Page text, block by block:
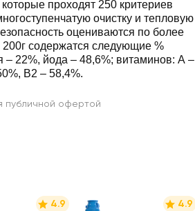
проходят 250 критериев
очистку и тепловую
оцениваются по более
содержатся следующие %
‒ 22%, йода ‒ 48,6%; витаминов: А ‒
В2 ‒ 58,4%.
публичной офертой
4.9 4.9